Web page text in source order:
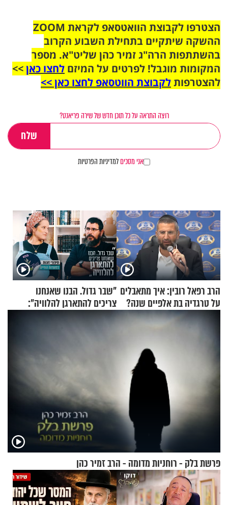
הצטרפו לקבוצת הוואטסאפ לקראת ZOOM
ההשקה שיתקיים בתחילת השבוע הקרוב
בהשתתפות הרה"ג זמיר כהן שליט"א. מספר
המקומות מוגבל! לפרטים על המיזם לחצו כאן>>
להצטרפותלקבוצת הווטסאפ לחצו כאן >>
רוצה התראה על כל תוכן חדש של שירה פריאנט?
אני מסכיםלמדיניות הפרטיות
הרב רפאל רובין: איך מתאבלים
על טרגדיה בת אלפיים שנה?
"שבר גדול. הבנו שאנחנו
צריכים להתארגן להלוויה":
זוגיות במבחן, הפעם עם מרים
וגד דנינו
פרשת בלק - רוחניות מדומה - הרב זמיר כהן